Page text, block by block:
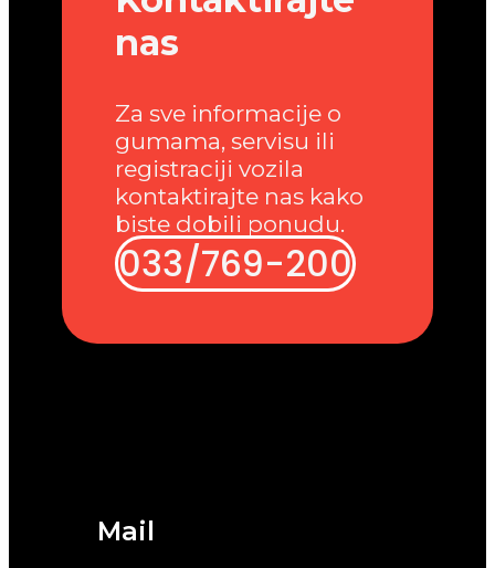
Mail
nas
Za sve informacije o
gumama, servisu ili
registraciji vozila
kontaktirajte nas kako
biste dobili ponudu.
033/769-200